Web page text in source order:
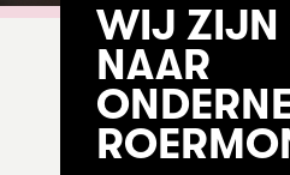
WIJ ZIJN
NAAR